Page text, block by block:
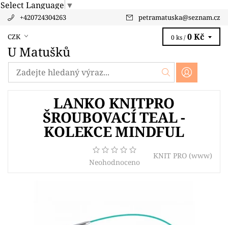
Select Language ▼
+420724304263 petramatuska@seznam.cz
CZK
U Matušků
0 ks / 0 Kč
LANKO KNITPRO
ŠROUBOVACÍ TEAL -
KOLEKCE MINDFUL
Neohodnoceno
KNIT PRO (www)